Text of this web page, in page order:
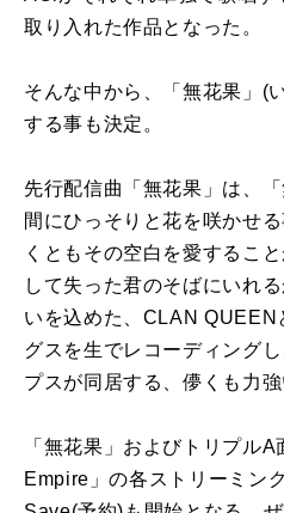
取り入れた作品となった。
そんな中から、「無花果」(
する事も決定。
先行配信曲「無花果」は、
間にひっそりと花を咲かせ
くともその空白を愛するこ
して失った君のそばにいれ
いを込めた、CLAN QUEEN
グスを生でレコーディング
プスが同居する、儚くも力
「無花果」およびトリプル
Empire」の各ストリーミン